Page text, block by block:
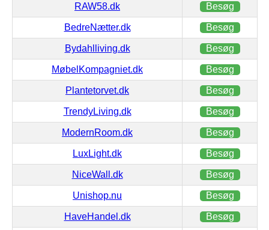
RAW58.dk Besøg
BedreNætter.dk Besøg
Bydahlliving.dk Besøg
MøbelKompagniet.dk Besøg
Plantetorvet.dk Besøg
TrendyLiving.dk Besøg
ModernRoom.dk Besøg
LuxLight.dk Besøg
NiceWall.dk Besøg
Unishop.nu Besøg
HaveHandel.dk Besøg